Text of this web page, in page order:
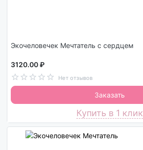
Экочеловечек Мечтатель с сердцем
3120.00 ₽
Нет отзывов
Заказать
Купить в 1 клик